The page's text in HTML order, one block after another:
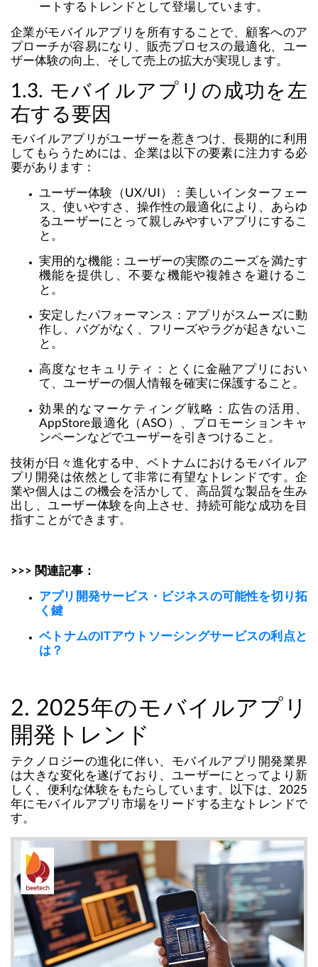
ートするトレンドとして登場しています。
企業がモバイルアプリを所有することで、顧客へのア
プローチが容易になり、販売プロセスの最適化、ユー
ザー体験の向上、そして売上の拡大が実現します。
1.3. モバイルアプリの成功を左
右する要因
モバイルアプリがユーザーを惹きつけ、長期的に利用
してもらうためには、企業は以下の要素に注力する必
要があります：
ユーザー体験（UX/UI）：美しいインターフェー
ス、使いやすさ、操作性の最適化により、あらゆ
るユーザーにとって親しみやすいアプリにするこ
と。
実用的な機能：ユーザーの実際のニーズを満たす
機能を提供し、不要な機能や複雑さを避けるこ
と。
安定したパフォーマンス：アプリがスムーズに動
作し、バグがなく、フリーズやラグが起きないこ
と。
高度なセキュリティ：とくに金融アプリにおい
て、ユーザーの個人情報を確実に保護すること。
効果的なマーケティング戦略：広告の活用、
AppStore最適化（ASO）、プロモーションキャ
ンペーンなどでユーザーを引きつけること。
技術が日々進化する中、ベトナムにおけるモバイルア
プリ開発は依然として非常に有望なトレンドです。企
業や個人はこの機会を活かして、高品質な製品を生み
出し、ユーザー体験を向上させ、持続可能な成功を目
指すことができます。
>>> 関連記事：
アプリ開発サービス・ビジネスの可能性を切り拓
く鍵
ベトナムのITアウトソーシングサービスの利点と
は？
2. 2025年のモバイルアプリ
開発トレンド
テクノロジーの進化に伴い、モバイルアプリ開発業界
は大きな変化を遂げており、ユーザーにとってより新
しく、便利な体験をもたらしています。以下は、2025
年にモバイルアプリ市場をリードする主なトレンドで
す。